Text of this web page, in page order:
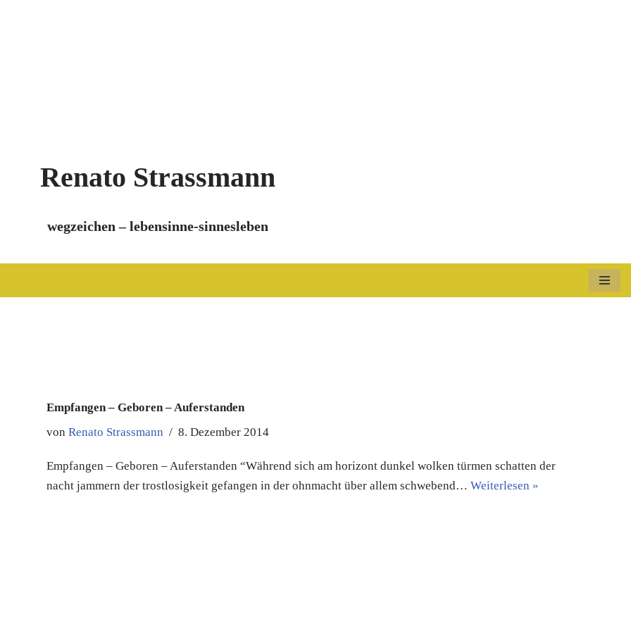
Renato Strassmann
wegzeichen – lebensinne-sinnesleben
Empfangen – Geboren – Auferstanden
von Renato Strassmann 8. Dezember 2014
Empfangen – Geboren – Auferstanden “Während sich am horizont dunkel wolken türmen schatten der
nacht jammern der trostlosigkeit gefangen in der ohnmacht über allem schwebend… Weiterlesen »